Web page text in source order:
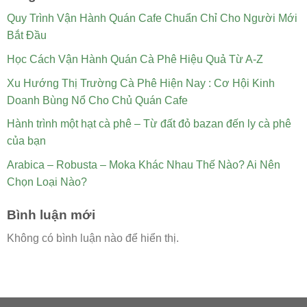
Quy Trình Vận Hành Quán Cafe Chuẩn Chỉ Cho Người Mới
Bắt Đầu
Học Cách Vận Hành Quán Cà Phê Hiệu Quả Từ A-Z
Xu Hướng Thị Trường Cà Phê Hiện Nay : Cơ Hội Kinh
Doanh Bùng Nổ Cho Chủ Quán Cafe
Hành trình một hạt cà phê – Từ đất đỏ bazan đến ly cà phê
của bạn
Arabica – Robusta – Moka Khác Nhau Thế Nào? Ai Nên
Chọn Loại Nào?
Bình luận mới
Không có bình luận nào để hiển thị.